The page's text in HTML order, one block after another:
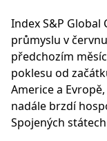
Index S&P Global
průmyslu v
předchozím
poklesu od
Americe a
nadále brzdí
Spojených